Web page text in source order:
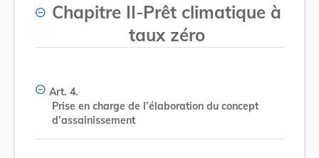
Chapitre II-Prêt climatique à
taux zéro
Art. 4.
Prise en charge de l’élaboration du concept
d’assainissement